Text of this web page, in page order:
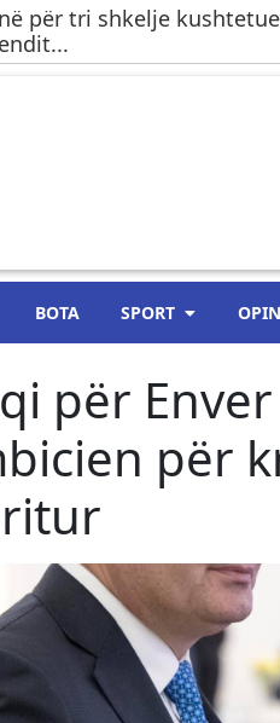
për tri shkelje
BOTA SPORT
për
për